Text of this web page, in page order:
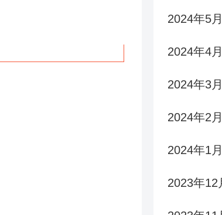
2024年5月
2024年4月
2024年3月
2024年2月
2024年1月
2023年12